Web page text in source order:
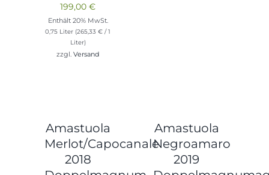
199,00€
Enthält 20% MwSt.
0,75 Liter (265,33€ / 1
Liter)
zzgl.Versand
Amastuola
Merlot/Capocanale
2018
Amastuola
Negroamaro
2019